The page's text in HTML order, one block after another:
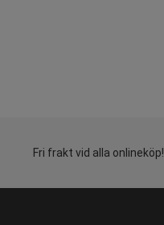
Fri frakt vid alla onlineköp!